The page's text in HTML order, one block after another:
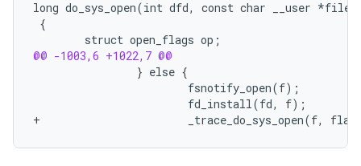
@@ -1003,6 +1022,7 @@
+			_trace_do_sys_open(f,